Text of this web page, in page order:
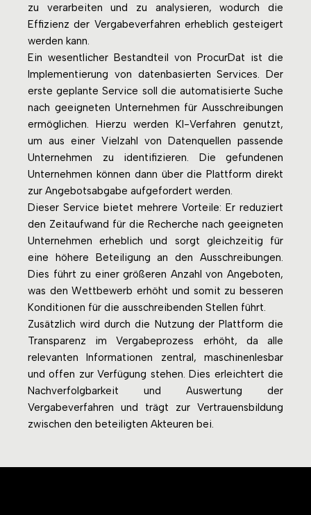
zu verarbeiten und zu analysieren, wodurch die
Effizienz der Vergabeverfahren erheblich gesteigert
werden kann.
Ein wesentlicher Bestandteil von ProcurDat ist die
Implementierung von datenbasierten Services. Der
erste geplante Service soll die automatisierte Suche
nach geeigneten Unternehmen für Ausschreibungen
ermöglichen. Hierzu werden KI-Verfahren genutzt,
um aus einer Vielzahl von Datenquellen passende
Unternehmen zu identifizieren. Die gefundenen
Unternehmen können dann über die Plattform direkt
zur Angebotsabgabe aufgefordert werden.
Dieser Service bietet mehrere Vorteile: Er reduziert
den Zeitaufwand für die Recherche nach geeigneten
Unternehmen erheblich und sorgt gleichzeitig für
eine höhere Beteiligung an den Ausschreibungen.
Dies führt zu einer größeren Anzahl von Angeboten,
was den Wettbewerb erhöht und somit zu besseren
Konditionen für die ausschreibenden Stellen führt.
Zusätzlich wird durch die Nutzung der Plattform die
Transparenz im Vergabeprozess erhöht, da alle
relevanten Informationen zentral, maschinenlesbar
und offen zur Verfügung stehen. Dies erleichtert die
Nachverfolgbarkeit und Auswertung der
Vergabeverfahren und trägt zur Vertrauensbildung
zwischen den beteiligten Akteuren bei.